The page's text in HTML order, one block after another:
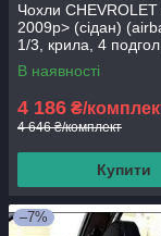
Чохли
2009р> (сідан)
1/3, крила, 4
В наявності
4 186 ₴/
4 646 ₴/комплект
Купити
–7%